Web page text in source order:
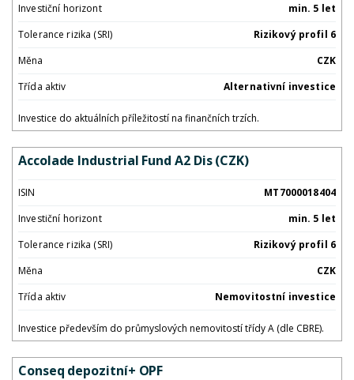
Investiční horizont
min. 5 let
Tolerance rizika (SRI)
Rizikový profil 6
Měna
CZK
Třída aktiv
Alternativní investice
Investice do aktuálních příležitostí na finančních trzích.
Accolade Industrial Fund A2 Dis (CZK)
ISIN
MT7000018404
Investiční horizont
min. 5 let
Tolerance rizika (SRI)
Rizikový profil 6
Měna
CZK
Třída aktiv
Nemovitostní investice
Investice především do průmyslových nemovitostí třídy A (dle CBRE).
Conseq depozitní+ OPF